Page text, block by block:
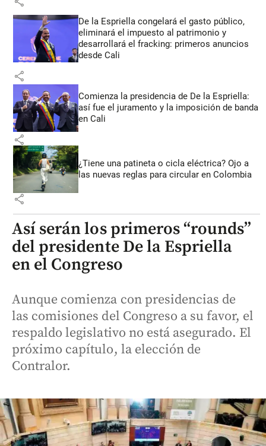
De la Espriella congelará el gasto público,
eliminará el impuesto al patrimonio y
desarrollará el fracking: primeros anuncios
desde Cali
share
Comienza la presidencia de De la Espriella:
así fue el juramento y la imposición de banda
en Cali
share
¿Tiene una patineta o cicla eléctrica? Ojo a
las nuevas reglas para circular en Colombia
share
Así serán los primeros “rounds”
del presidente De la Espriella
en el Congreso
Aunque comienza con presidencias de
las comisiones del Congreso a su favor, el
respaldo legislativo no está asegurado. El
próximo capítulo, la elección de
Contralor.